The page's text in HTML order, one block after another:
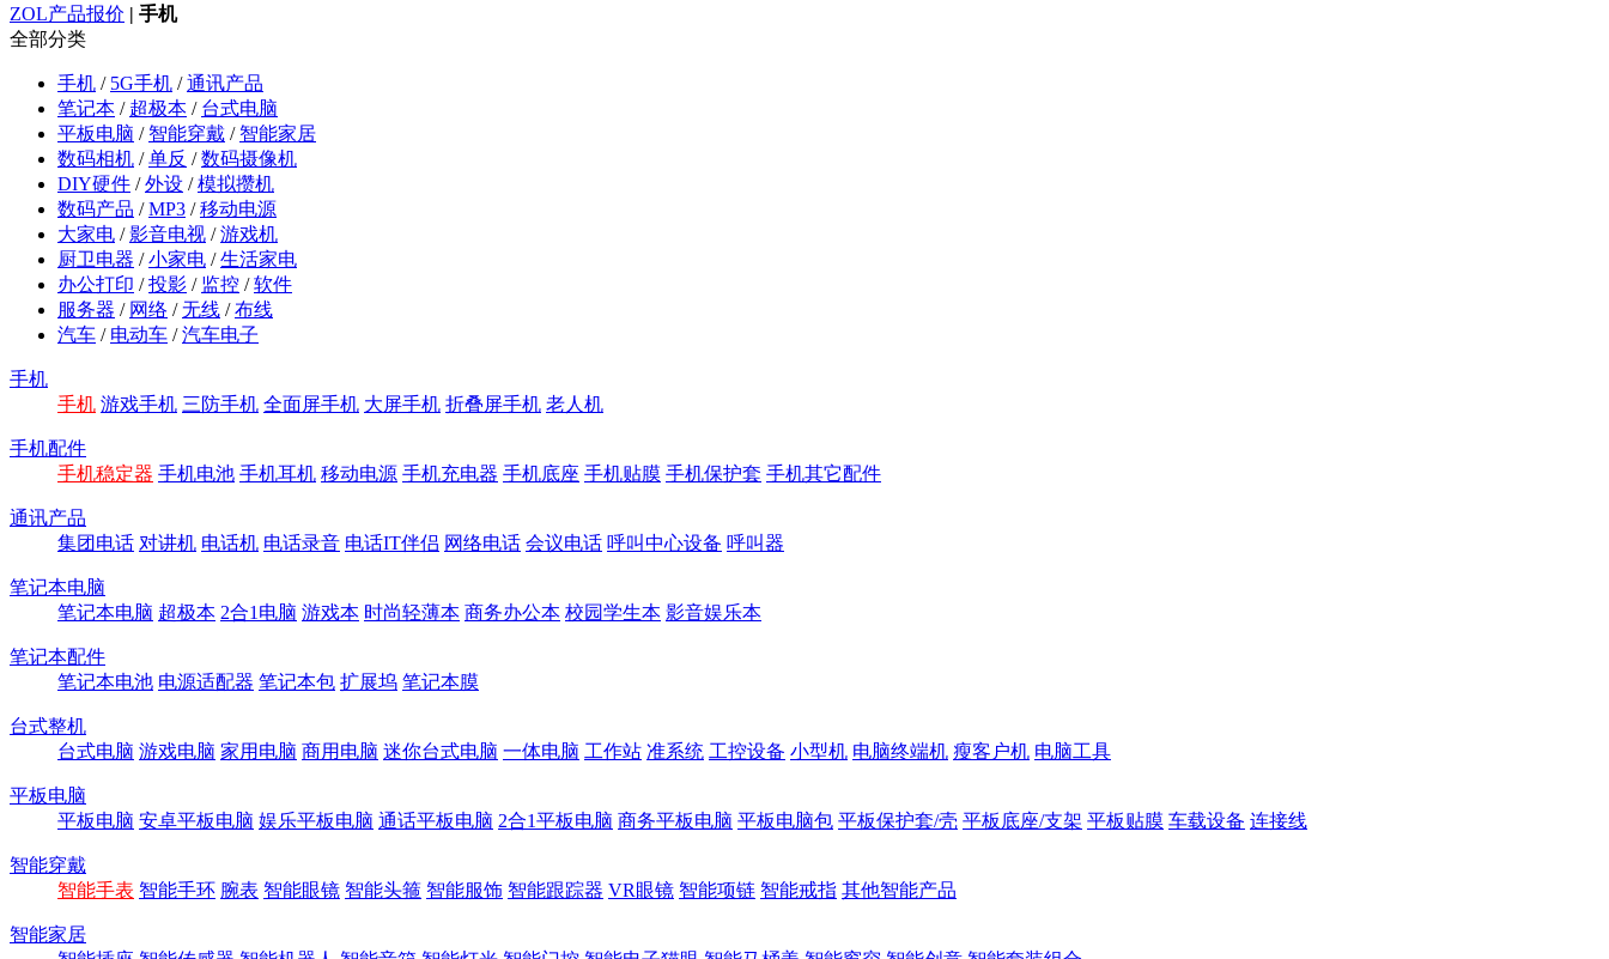
ZOL产品报价 | 手机
全部分类
手机 / 5G手机 /通讯产品
笔记本 / 超极本 / 台式电脑
平板电脑 / 智能穿戴 / 智能家居
数码相机 /单反 /数码摄像机
DIY硬件 /外设 /模拟攒机
数码产品 /MP3 /移动电源
大家电 /影音电视 /游戏机
厨卫电器 /小家电 /生活家电
办公打印 /投影 / 监控 /软件
服务器 / 网络 /无线 /布线
汽车 / 电动车 /汽车电子
手机
手机 游戏手机 三防手机 全面屏手机 大屏手机 折叠屏手机 老人机
手机配件
手机稳定器 手机电池 手机耳机 移动电源 手机充电器 手机底座 手机贴膜 手机保护套 手机其它配件
通讯产品
集团电话 对讲机 电话机 电话录音 电话IT伴侣 网络电话 会议电话 呼叫中心设备 呼叫器
笔记本电脑
笔记本电脑 超极本 2合1电脑 游戏本 时尚轻薄本 商务办公本 校园学生本 影音娱乐本
笔记本配件
笔记本电池 电源适配器 笔记本包 扩展坞 笔记本膜
台式整机
台式电脑 游戏电脑 家用电脑 商用电脑 迷你台式电脑 一体电脑 工作站 准系统 工控设备 小型机 电脑终端机 瘦客户机 电脑工具
平板电脑
平板电脑 安卓平板电脑 娱乐平板电脑 通话平板电脑 2合1平板电脑 商务平板电脑 平板电脑包 平板保护套/壳 平板底座/支架 平板贴膜 车载设备 连接线
智能穿戴
智能手表 智能手环 腕表 智能眼镜 智能头箍 智能服饰 智能跟踪器 VR眼镜 智能项链 智能戒指 其他智能产品
智能家居